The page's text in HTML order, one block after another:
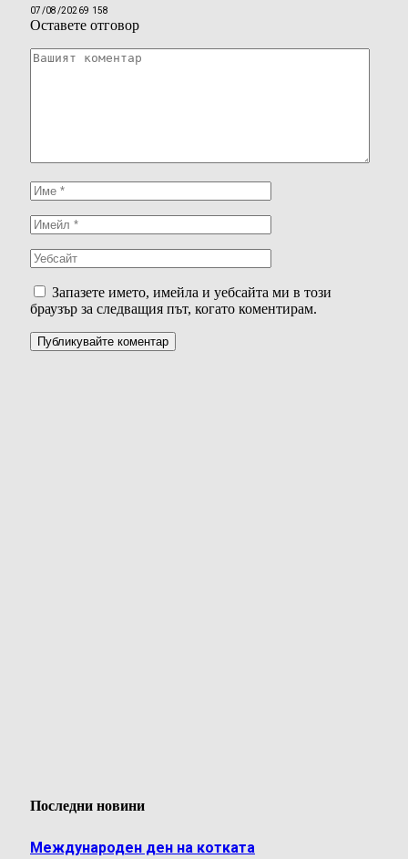
07/08/20269 158
Оставете отговор
Запазете името, имейла и уебсайта ми в този
браузър за следващия път, когато коментирам.
Последни новини
Международен ден на котката